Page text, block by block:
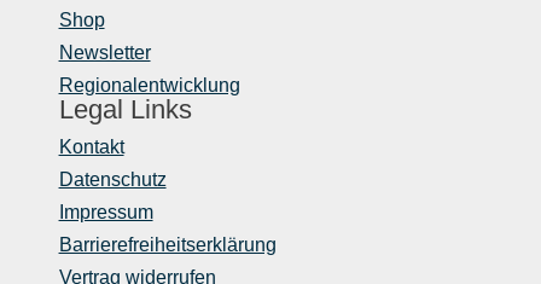
Shop
Newsletter
Regionalentwicklung
Legal Links
Kontakt
Datenschutz
Impressum
Barrierefreiheitserklärung
Vertrag widerrufen